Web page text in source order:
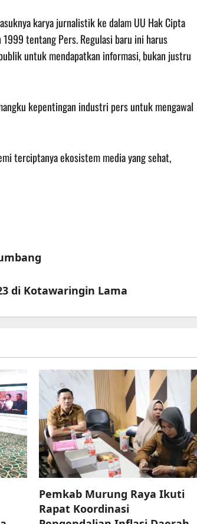
karya jurnalistik ke dalam UU Hak Cipta
tentang Pers. Regulasi baru ini harus
untuk mendapatkan informasi, bukan justru
kepentingan industri pers untuk mengawal
terciptanya ekosistem media yang sehat,
di Kotawaringin Lama
Pemkab Murung Raya Ikuti
Rapat Koordinasi